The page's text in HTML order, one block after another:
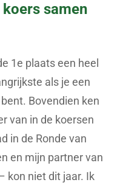
samen
1e plaats een heel
als je een
Bovendien ken
van in de koersen
in de Ronde van
en mijn partner van
kon niet dit jaar. Ik